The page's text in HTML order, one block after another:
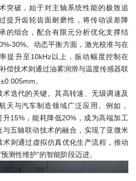
破，始于对主轴系统性能的极致追
提升齿轮齿面耐磨性，将传动误差降
的组合，配合有限元分析优化支撑结
30%。动态平衡方面，激光校准与在
提升至10kHz以上，振动幅度控制在
偿技术则通过油雾润滑与温度传感器联
。
迭代的关键。其高转速、无级调速及
天与汽车制造领域广泛应用。例如，
15%，能耗降低20%，成为高端加工
五轴联动技术的融合，实现了亚微米
则通过虚拟仿真优化生产流程，推动
测性维护”的智能阶段迈进。